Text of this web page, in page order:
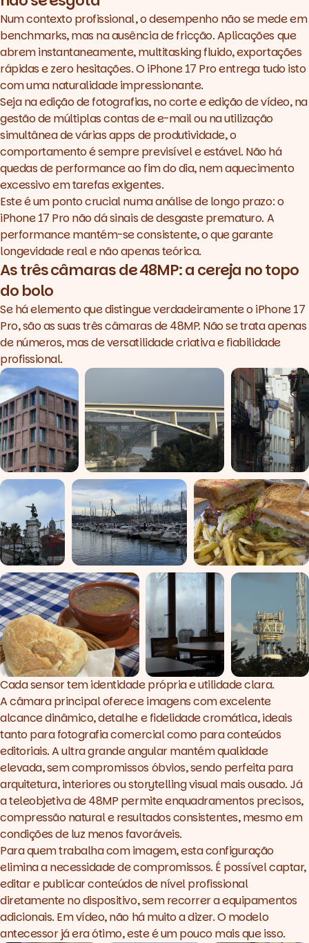
Num contexto profissional, o desempenho não se mede em
benchmarks, mas na ausência de fricção. Aplicações que
abrem instantaneamente,multitaskingfluido, exportações
rápidas e zero hesitações. O iPhone 17 Pro entrega tudo isto
com uma naturalidade impressionante.
Seja na edição de fotografias, no corte e edição de vídeo, na
gestão de múltiplas contas de e-mail ou na utilização
simultânea de váriasappsde produtividade, o
comportamento é sempre previsível e estável. Não há
quedas de performance ao fim do dia, nem aquecimento
excessivo em tarefas exigentes.
Este é um ponto crucial numa análise de longo prazo: o
iPhone 17 Pro não dá sinais de desgaste prematuro. A
performance mantém-se consistente, o que garante
longevidade real e não apenas teórica.
As três câmaras de 48MP: a cereja no topo
do bolo
Se há elemento que distingue verdadeiramente o iPhone 17
Pro, são as suas três câmaras de 48MP. Não se trata apenas
de números, mas de versatilidade criativa e fiabilidade
profissional.
Cada sensor tem identidade própria e utilidade clara.
A câmara principal oferece imagens com excelente
alcance dinâmico, detalhe e fidelidade cromática, ideais
tanto para fotografia comercial como para conteúdos
editoriais. A ultra grande angular mantém qualidade
elevada, sem compromissos óbvios, sendo perfeita para
arquitetura, interiores ou storytelling visual mais ousado. Já
a teleobjetiva de 48MP permite enquadramentos precisos,
compressão natural e resultados consistentes, mesmo em
condições de luz menos favoráveis.
Para quem trabalha com imagem, esta configuração
elimina a necessidade de compromissos. É possível captar,
editar e publicar conteúdos de nível profissional
diretamente no dispositivo, sem recorrer a equipamentos
adicionais. Em vídeo, não há muito a dizer. O modelo
antecessor já era ótimo, este é um pouco mais que isso.